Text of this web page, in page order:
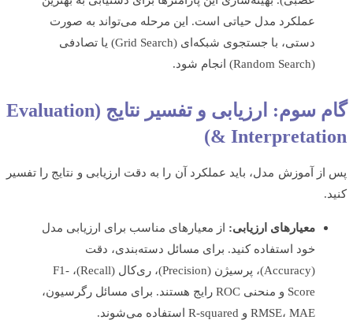
عملکرد مدل حیاتی است. این مرحله می‌تواند به صورت
دستی، با جستجوی شبکه‌ای (Grid Search) یا تصادفی
گام سوم: ارزیابی و تفسیر نتایج (Evaluation
&
آموزش مدل، باید عملکرد آن را به دقت ارزیابی و نتایج را تفسیر
معیارهای ارزیابی: از معیارهای مناسب برای ارزیابی مدل
خود استفاده کنید. برای مسائل دسته‌بندی، دقت
(Accuracy)، پرسیژن (Precision)، ری‌کال (Recall)، F1-
Score و منحنی ROC رایج هستند. برای مسائل رگرسیون،
RMSE، MAE و R-squared استفاده می‌شوند.